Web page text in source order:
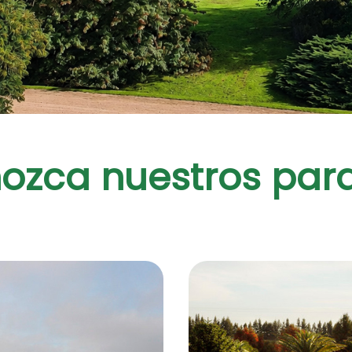
nuestros